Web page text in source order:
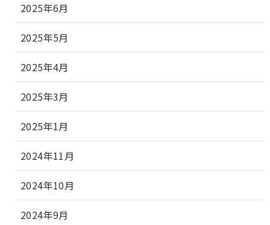
2025年6月
2025年5月
2025年4月
2025年3月
2025年1月
2024年11月
2024年10月
2024年9月